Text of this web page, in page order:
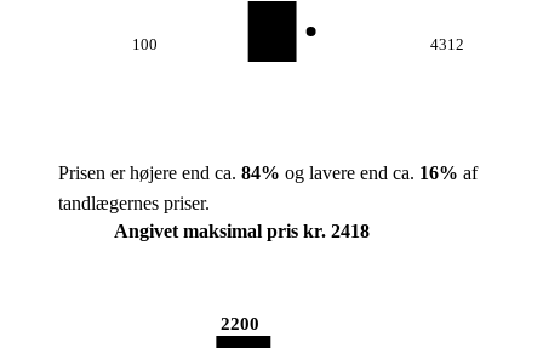
100 4312
Prisen er højere end ca. 84% og lavere end ca. 16% af
tandlægernes priser.
Angivet maksimal pris kr. 2418
2200